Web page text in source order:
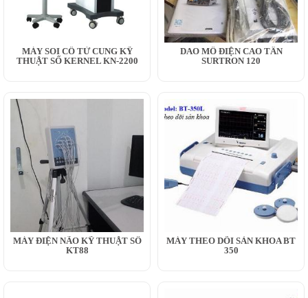
MÁY SOI CỔ TỬ CUNG KỸ
THUẬT SỐ KERNEL KN-2200
DAO MỔ ĐIỆN CAO TẦN
SURTRON 120
MÁY ĐIỆN NÃO KỸ THUẬT SỐ
KT88
MÁY THEO DÕI SẢN KHOA BT
350